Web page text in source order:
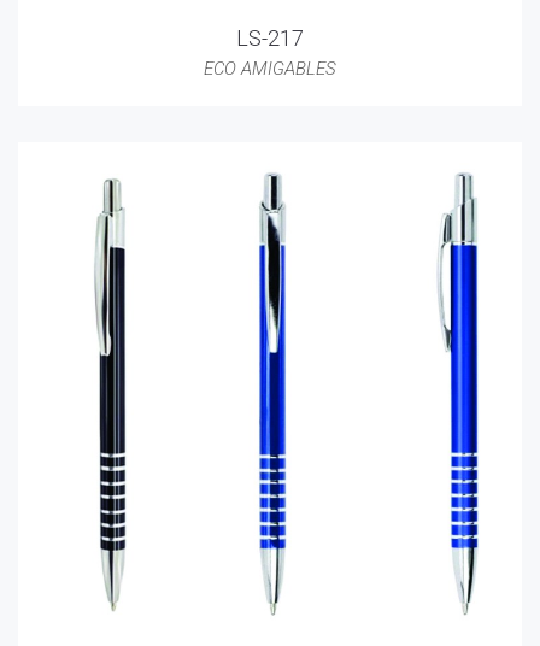
LS-217
ECO AMIGABLES